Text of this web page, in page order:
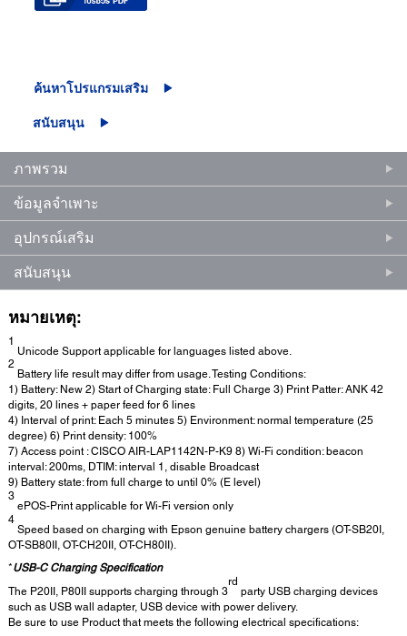
ค้นหาโปรแกรมเสริม
สนับสนุน
ภาพรวม
ข้อมูลจำเพาะ
อุปกรณ์เสริม
สนับสนุน
หมายเหตุ:
1
Unicode Support applicable for languages listed above.
2
Battery life result may differ from usage. Testing Conditions:
1) Battery: New 2) Start of Charging state: Full Charge 3) Print Patter: ANK 42
digits, 20 lines + paper feed for 6 lines
4) Interval of print: Each 5 minutes 5) Environment: normal temperature (25
degree) 6) Print density: 100%
7) Access point : CISCO AIR-LAP1142N-P-K9 8) Wi-Fi condition: beacon
interval: 200ms, DTIM: interval 1, disable Broadcast
9) Battery state: from full charge to until 0% (E level)
3
ePOS-Print applicable for Wi-Fi version only
4
Speed based on charging with Epson genuine battery chargers (OT-SB20I,
OT-SB80II, OT-CH20II, OT-CH80II).
*USB-C Charging Specification
The P20II, P80II supports charging through 3
rd
party USB charging devices
such as USB wall adapter, USB device with power delivery.
Be sure to use Product that meets the following electrical specifications: